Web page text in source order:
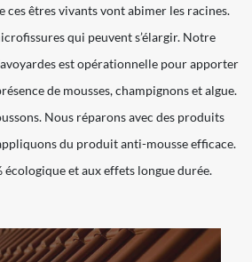
ces êtres vivants vont abimer les racines.
qui peuvent s’élargir. Notre
est opérationnelle pour apporter
de mousses, champignons et algue.
Nous réparons avec des produits
du produit anti-mousse efficace.
et aux effets longue durée.